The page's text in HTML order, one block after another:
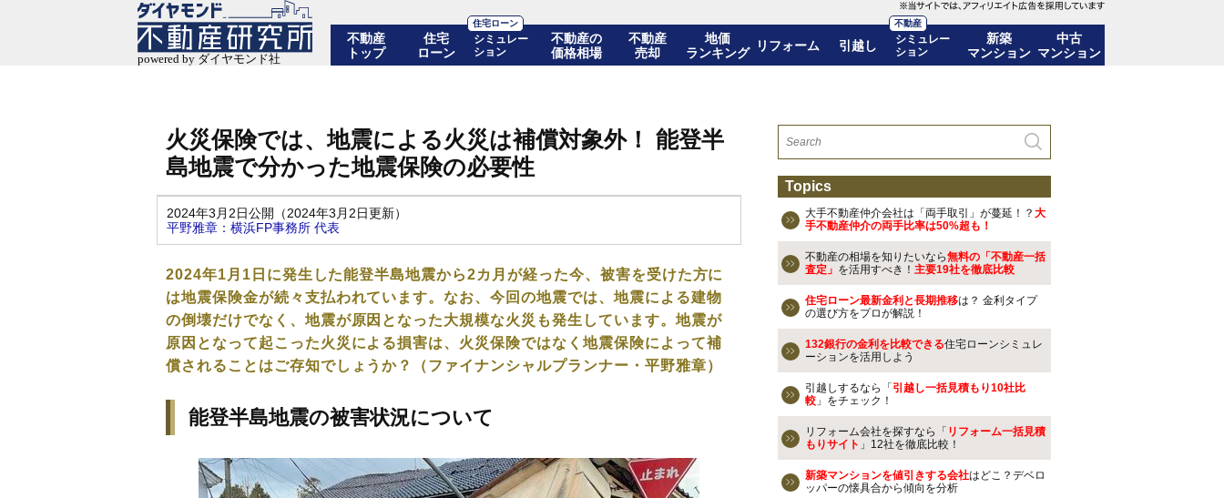
不動産
トップ
住宅
ローン
住宅ローン
シミュレー
ション
不動産の
価格相場
不動産
売却
地価
ランキング
リフォーム 引越し
不動産
シミュレー
ション
新築
マンション
中古
マンション
火災保険では、地震による火災は補償対象外！ 能登半
島地震で分かった地震保険の必要性
2024年3月2日公開（2024年3月2日更新）
平野雅章：横浜FP事務所 代表
2024年1月1日に発生した能登半島地震から2カ月が経った今、被害を受けた方に
は地震保険金が続々支払われています。なお、今回の地震では、地震による建物
の倒壊だけでなく、地震が原因となった大規模な火災も発生しています。地震が
原因となって起こった火災による損害は、火災保険ではなく地震保険によって補
償されることはご存知でしょうか？（ファイナンシャルプランナー・平野雅章）
能登半島地震の被害状況について
Topics
大手不動産仲介会社は「両手取引」が蔓延！？ 大
手不動産仲介の両手比率は50%超も！
不動産の相場を知りたいなら無料の「不動産一括
査定」 を活用すべき！ 主要19社を徹底比較
住宅ローン最新金利と長期推移は？ 金利タイプ
の選び方をプロが解説！
132銀行の金利を比較できる住宅ローンシミュレ
ーションを活用しよう
引越しするなら「 引越し一括見積もり10社比
較 」をチェック！
リフォーム会社を探すなら「 リフォーム一括見積
もりサイト 」12社を徹底比較！
新築マンションを値引きする会社はどこ？デベロ
ッパーの懐具合から傾向を分析